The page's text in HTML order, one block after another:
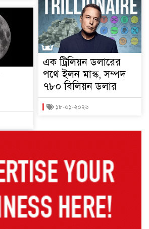
এক ট্রিলিয়ন ডলারের
পথে ইলন মাস্ক, সম্পদ
৭৮০ বিলিয়ন ডলার
১৮-০১-২০২৬